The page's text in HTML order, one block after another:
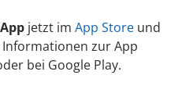
jetzt im App Store und
Informationen zur App
bei Google Play.